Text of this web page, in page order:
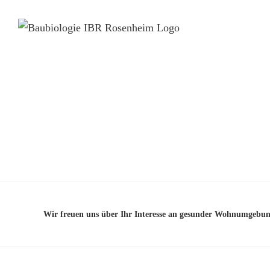
Wir freuen uns über Ihr Interesse an gesunder